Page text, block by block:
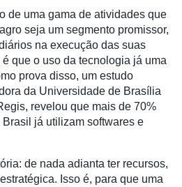
de uma gama de atividades que
seja um segmento promissor,
na execução das suas
que o uso da tecnologia já uma
prova disso, um estudo
da Universidade de Brasília
revelou que mais de 70%
já utilizam softwares e
de nada adianta ter recursos,
Isso é, para que uma